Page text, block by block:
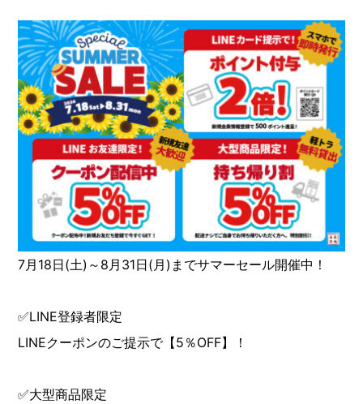
7月18日(土)～8月31日(月)までサマーセール開催中！
✅LINE登録者限定
LINEクーポンのご提示で【5％OFF】！
✅大型商品限定